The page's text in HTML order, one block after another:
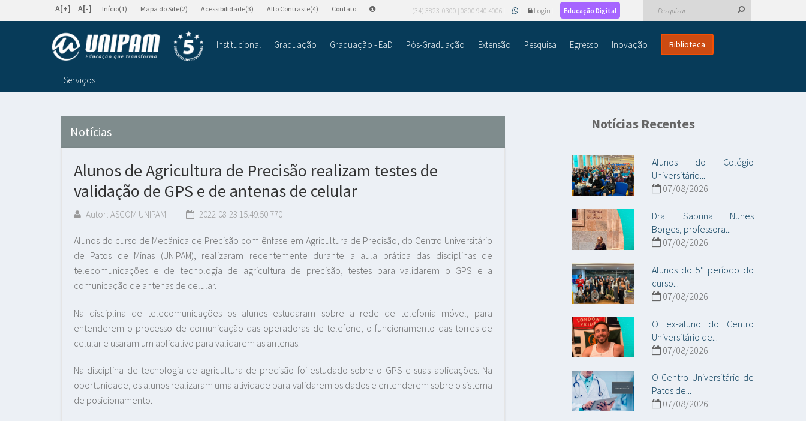
A[+] A[-] Início(1) Mapa do Site(2) Acessibilidade(3) Alto Contraste(4) Contato (34) 3823-0300 | 0800 940 4006 Login Educação Digital
Institucional Graduação Graduação - EaD Pós-Graduação Extensão Pesquisa Egresso Inovação Biblioteca
Serviços
Notícias
Alunos de Agricultura de Precisão realizam testes de
validação de GPS e de antenas de celular
Autor: ASCOM UNIPAM 2022-08-23 15:49:50.770
Alunos do curso de Mecânica de Precisão com ênfase em Agricultura de Precisão, do Centro Universitário
de Patos de Minas (UNIPAM), realizaram recentemente durante a aula prática das disciplinas de
telecomunicações e de tecnologia de agricultura de precisão, testes para validarem o GPS e a
comunicação de antenas de celular.
Na disciplina de telecomunicações os alunos estudaram sobre a rede de telefonia móvel, para
entenderem o processo de comunicação das operadoras de telefone, o funcionamento das torres de
celular e usaram um aplicativo para validarem as antenas.
Na disciplina de tecnologia de agricultura de precisão foi estudado sobre o GPS e suas aplicações. Na
oportunidade, os alunos realizaram uma atividade para validarem os dados e entenderem sobre o sistema
de posicionamento.
Notícias Recentes
Alunos do Colégio
Universitário...
07/08/2026
Dra. Sabrina Nunes
Borges, professora...
07/08/2026
Alunos do 5° período do
curso...
07/08/2026
O ex-aluno do Centro
Universitário de...
07/08/2026
O Centro Universitário de
Patos de...
07/08/2026